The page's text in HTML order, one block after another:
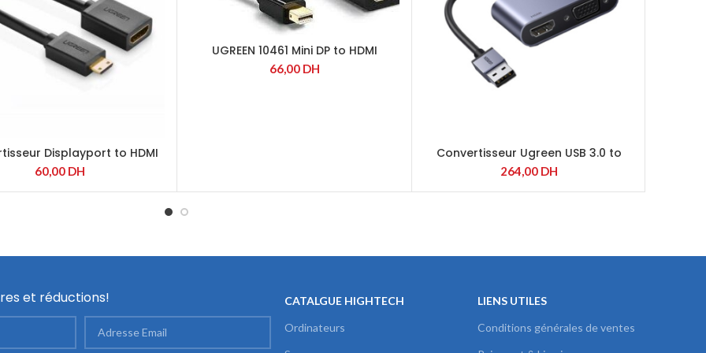
Displayport to HDMI
(40362)
60,00 DH
UGREEN 10461 Mini DP to HDMI
Adapter Black
66,00 DH
Convertisseur Ugreen USB 3.0 to
HDMI/VGA (20518)
264,00 DH
et réductions!
CATALGUE HIGHTECH
Ordinateurs
LIENS UTILES
Conditions générales de ventes